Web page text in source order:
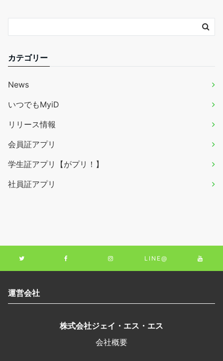
カテゴリー
News
いつでもMyiD
リリース情報
会員証アプリ
学生証アプリ【がプリ！】
社員証アプリ
LINE@
運営会社
株式会社ジェイ・エス・エス
会社概要